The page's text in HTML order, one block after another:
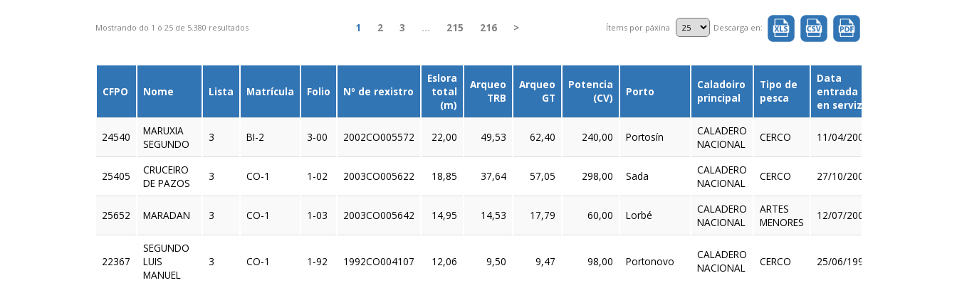
Mostrando do 1 ó 25 de 5.380 resultados 1 2 3 … 215 216 > Ítems por páxina Descarga en:
CFPO Nome Lista Matrícula Folio Nº de rexistro
Eslora
total
(m)
Arqueo
TRB
Arqueo
GT
Potencia
(CV)
Porto
Caladoiro
principal
Tipo de
pesca
Data
entrada
en servizo
24540
MARUXIA
SEGUNDO
3 BI-2 3-00 2002CO005572 22,00 49,53 62,40 240,00 Portosín
CALADERO
NACIONAL
CERCO 11/04/2000
25405
CRUCEIRO
DE PAZOS
3 CO-1 1-02 2003CO005622 18,85 37,64 57,05 298,00 Sada
CALADERO
NACIONAL
CERCO 27/10/2002
25652 MARADAN 3 CO-1 1-03 2003CO005642 14,95 14,53 17,79 60,00 Lorbé
CALADERO
NACIONAL
ARTES
MENORES
12/07/2003
22367
SEGUNDO
LUIS
MANUEL
3 CO-1 1-92 1992CO004107 12,06 9,50 9,47 98,00 Portonovo
CALADERO
NACIONAL
CERCO 25/06/1992